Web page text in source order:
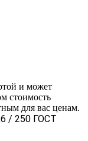
и может
стоимость
для вас ценам.
/ 250 ГОСТ